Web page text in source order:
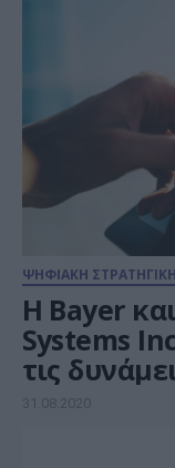
ΨΗΦΙΑΚΗ ΣΤΡΑΤΗΓΙΚΗ
Η Bayer
Systems
τις
ανάπτυξη
31.08.2020